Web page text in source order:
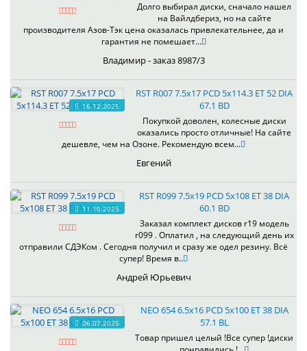
Долго выбирал диски, сначало нашел
на Вайлдбериз, но на сайте
производителя Азов-Тэк цена оказалась привлекательнее, да и
гарантия не помешает...
Владимир - заказ 8987/3
16.12.2025
RST R007 7.5x17 PCD 5x114.3 ET 52 DIA
67.1 BD
Покупкой доволен, колесные диски
оказались просто отличные! На сайте
дешевле, чем на Озоне. Рекомендую всем...
Евгений
11.10.2025
RST R099 7.5x19 PCD 5x108 ET 38 DIA
60.1 BD
Заказал комплект дисков r19 модель
r099 . Оплатил , на следующий день их
отправили СДЭКом . Сегодня получил и сразу же одел резину. Всё
супер! Время в..
Андрей Юрьевич
06.07.2025
NEO 654 6.5x16 PCD 5x100 ET 38 DIA
57.1 BL
Товар пришел целый !Все супер !диски